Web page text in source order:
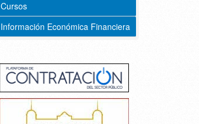
Cursos
Información Económica Financiera